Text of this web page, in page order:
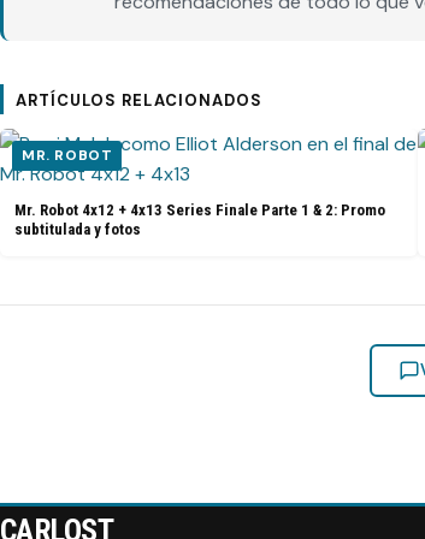
ARTÍCULOS RELACIONADOS
MR. ROBOT
Mr. Robot 4x12 + 4x13 Series Finale Parte 1 & 2: Promo
subtitulada y fotos
CARLOST